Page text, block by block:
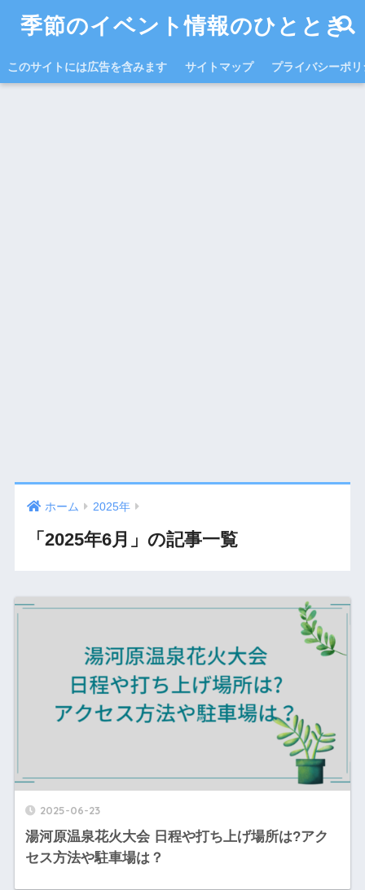
季節のイベント情報のひととき
このサイトには広告を含みます サイトマップ プライバシーポ
ホーム 2025年
「2025年6月」の記事一覧
2025-06-23
湯河原温泉花火大会 日程や打ち上げ場所は?アク
セス方法や駐車場は？